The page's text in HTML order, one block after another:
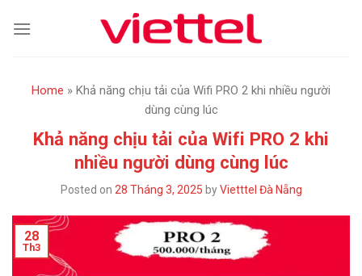
Home » Khả năng chịu tải của Wifi PRO 2 khi nhiều người
dùng cùng lúc
Khả năng chịu tải của Wifi PRO 2 khi
nhiều người dùng cùng lúc
Posted on 28 Tháng 3, 2025 byVietttel Đà Nẵng
28
Th3